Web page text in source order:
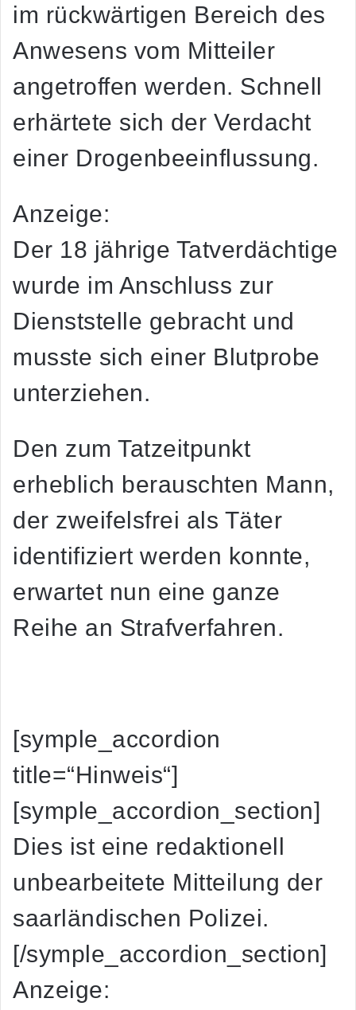
im rückwärtigen Bereich des
Anwesens vom Mitteiler
angetroffen werden. Schnell
erhärtete sich der Verdacht
einer Drogenbeeinflussung.
Anzeige:
Der 18 jährige Tatverdächtige
wurde im Anschluss zur
Dienststelle gebracht und
musste sich einer Blutprobe
unterziehen.
Den zum Tatzeitpunkt
erheblich berauschten Mann,
der zweifelsfrei als Täter
identifiziert werden konnte,
erwartet nun eine ganze
Reihe an Strafverfahren.
[symple_accordion
title=“Hinweis“]
[symple_accordion_section]
Dies ist eine redaktionell
unbearbeitete Mitteilung der
saarländischen Polizei.
[/symple_accordion_section]
Anzeige: